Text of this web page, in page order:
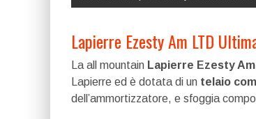
Lapierre Ezesty Am LTD
La all mountain Lapierre Ezesty
Lapierre ed è dotata di un telaio
dell’ammortizzatore, e sfoggia